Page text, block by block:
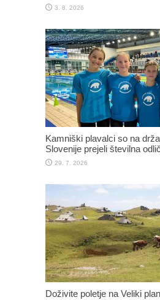
3. 8. 2026
Kamniški plavalci so na
Slovenije prejeli številna
29. 7. 2026
Doživite poletje na Veliki